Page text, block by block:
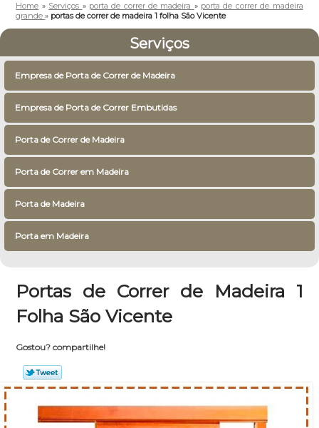
Home » Serviços » porta de correr de madeira » porta de correr de madeira
grande» portas de correr de madeira 1 folha São Vicente
Serviços
Empresa de Porta de Correr de Madeira
Empresa de Porta de Correr Embutidas
Porta de Correr de Madeira
Porta de Correr em Madeira
Porta de Madeira
Porta em Madeira
Portas de Correr de Madeira 1
Folha São Vicente
Gostou? compartilhe!